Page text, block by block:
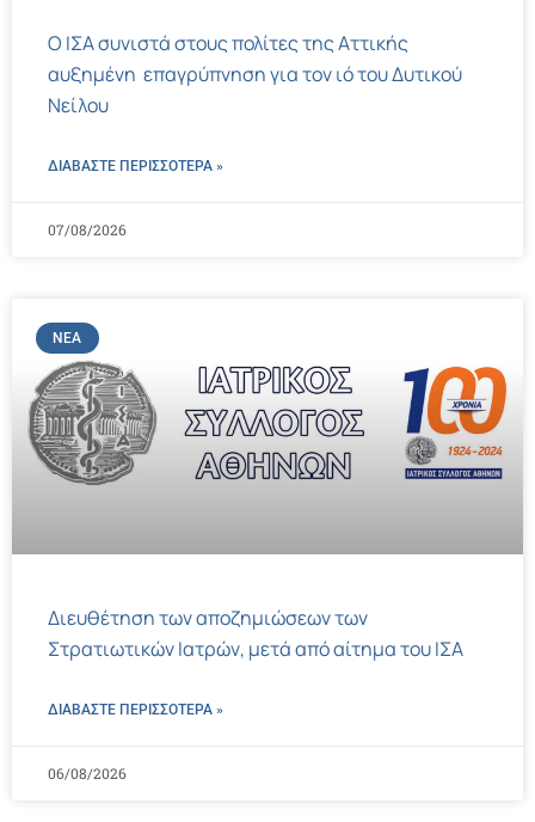
Ο ΙΣΑ συνιστά στους πολίτες της Αττικής
αυξημένη επαγρύπνηση για τον ιό του Δυτικού
Νείλου
ΔΙΑΒΑΣΤΕ ΠΕΡΙΣΣΌΤΕΡΑ »
07/08/2026
ΝΈΑ
Διευθέτηση των αποζημιώσεων των
Στρατιωτικών Ιατρών, μετά από αίτημα του ΙΣΑ
ΔΙΑΒΑΣΤΕ ΠΕΡΙΣΣΌΤΕΡΑ »
06/08/2026